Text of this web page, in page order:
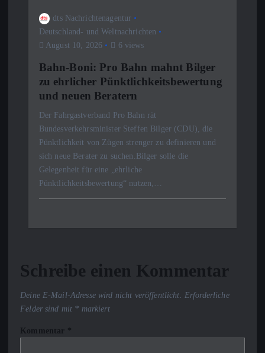
dts Nachrichtenagentur
Deutschland- und Weltnachrichten
August 10, 2026
6 views
Bahn-Boni: Pro Bahn mahnt Bilger
zu ehrlicher Pünktlichkeitsbewertung
und neuen Beratern
Der Fahrgastverband Pro Bahn rät
Bundesverkehrsminister Steffen Bilger (CDU), die
Pünktlichkeit von Zügen strenger zu definieren und
sich neue Berater zu suchen.Bilger solle die
Gelegenheit für eine „ehrliche
Pünktlichkeitsbewertung“ nutzen,…
Schreibe einen Kommentar
Deine E-Mail-Adresse wird nicht veröffentlicht. Erforderliche
Felder sind mit * markiert
Kommentar *